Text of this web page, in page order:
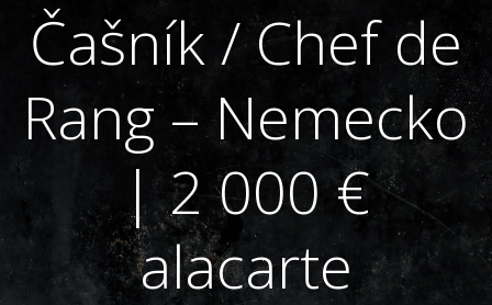
Čašník / Chef de
Rang – Nemecko
| 2 000 €
alacarte